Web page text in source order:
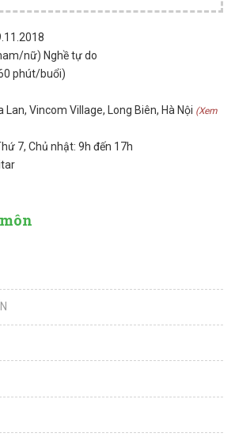
nữ) Nghề tự do
phút/buổi)
Lan, Vincom Village, Long Biên, Hà Nội (Xem
7, Chủ nhật: 9h đến 17h